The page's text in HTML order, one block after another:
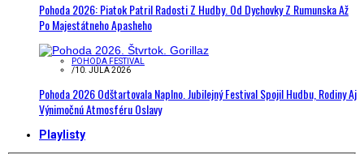
Pohoda 2026: Piatok Patril Radosti Z Hudby. Od Dychovky Z Rumunska Až
Po Majestátneho Apasheho
POHODA FESTIVAL
/10. JÚLA 2026
Pohoda 2026 Odštartovala Naplno. Jubilejný Festival Spojil Hudbu, Rodiny Aj
Výnimočnú Atmosféru Oslavy
Playlisty